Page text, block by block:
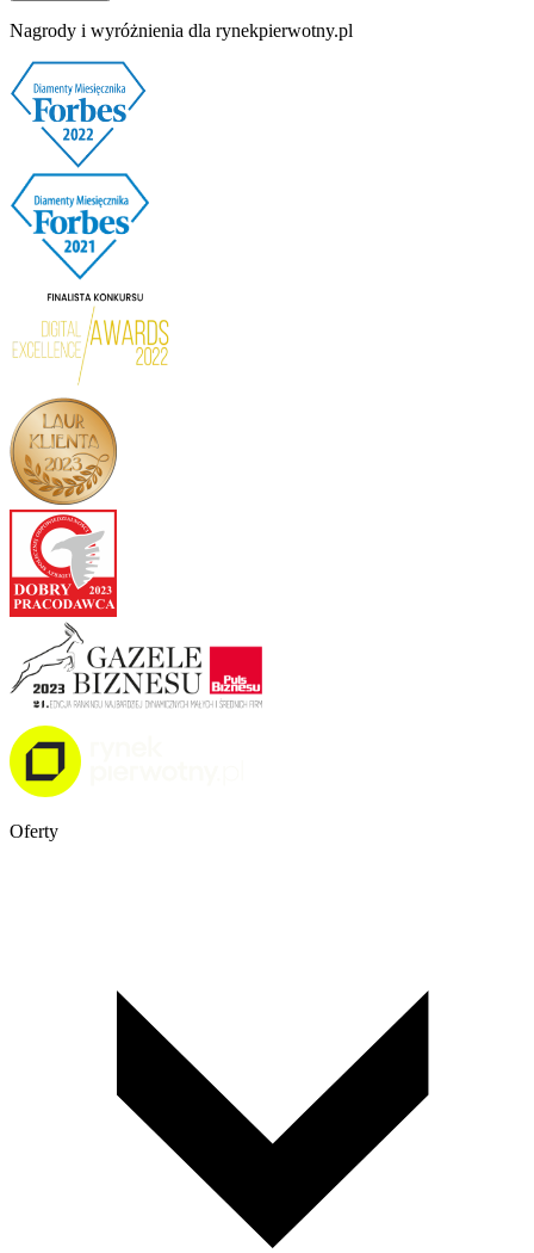
Nagrody i wyróżnienia dla rynekpierwotny.pl
Oferty